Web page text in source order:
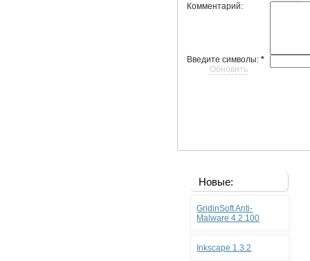
Комментарий:
Введите символы:*
Обновить
Новые:
GridinSoft Anti-
Malware 4.2.100
Inkscape 1.3.2